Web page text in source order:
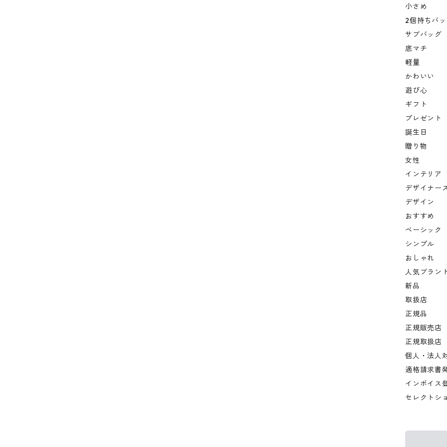
小さめ
2個持ちバ
サブバッグ
底マチ
軽量
かわいい
遊び心
ギフト
プレゼント
誕生日
贈り物
女性
インテリア
デザイナー
デザイン
おすすめ
ベーシック
シンプル
おしゃれ
人気ブラン
新品
取扱店
正規品
正規販売店
正規取扱店
個人・法人
適格請求書
インボイス
セレクトシ